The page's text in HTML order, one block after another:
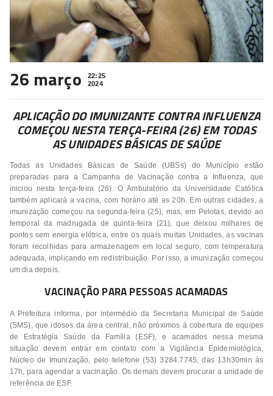
26 março
22:25
2024
APLICAÇÃO DO IMUNIZANTE CONTRA INFLUENZA
COMEÇOU NESTA TERÇA-FEIRA (26) EM TODAS
AS UNIDADES BÁSICAS DE SAÚDE
Todas as Unidades Básicas de Saúde (UBSs) do Município estão
preparadas para a Campanha de Vacinação contra a Influenza, que
iniciou nesta terça-feira (26). O Ambulatório da Universidade Católica
também aplicará a vacina, com horário até as 20h. Em outras cidades, a
imunização começou na segunda-feira (25), mas, em Pelotas, devido ao
temporal da madrugada de quinta-feira (21), que deixou milhares de
pontos sem energia elétrica, entre os quais muitas Unidades, as vacinas
foram recolhidas para armazenagem em local seguro, com temperatura
adequada, implicando em redistribuição. Por isso, a imunização começou
um dia depois.
VACINAÇÃO PARA PESSOAS ACAMADAS
A Prefeitura informa, por intermédio da Secretaria Municipal de Saúde
(SMS), que idosos da área central, não próximos à cobertura de equipes
de Estratégia Saúde da Família (ESF), e acamados nessa mesma
situação devem entrar em contato com a Vigilância Epidemiológica,
Núcleo de Imunização, pelo telefone (53) 3284.7745, das 13h30min às
17h, para agendar a vacinação. Os demais devem procurar a unidade de
referência de ESF.